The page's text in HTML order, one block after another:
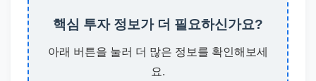
핵심 투자 정보가 더 필요하신가요?
아래 버튼을 눌러 더 많은 정보를 확인해보세
요.